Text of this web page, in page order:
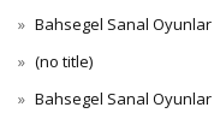
Bahsegel Sanal Oyunlar
(no title)
Bahsegel Sanal Oyunlar